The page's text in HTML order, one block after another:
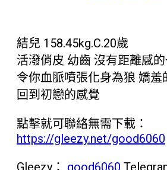
結兒 158.45kg.C.20歲
活潑俏皮 幼齒 沒有距離感
令你血脈噴張化身為狼 嬌羞
回到初戀的感覺
點擊就可聯絡無需下載：
https://gleezy.net/good6060
Gleezy： good6060